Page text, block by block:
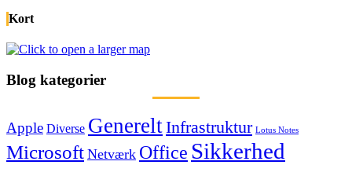
Kort
Blog kategorier
Apple Diverse GenereltInfrastruktur Lotus Notes
Microsoft Netværk Office Sikkerhed